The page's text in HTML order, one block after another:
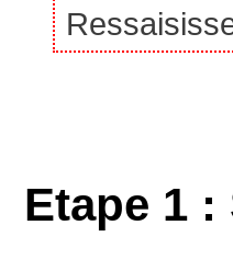
Etape 1